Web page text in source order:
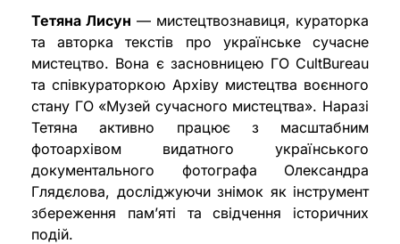
Тетяна Лисун — мистецтвознавиця, кураторка
та авторка текстів про українське сучасне
мистецтво. Вона є засновницею ГО CultBureau
та співкураторкою Архіву мистецтва воєнного
стану ГО «Музей сучасного мистецтва». Наразі
Тетяна активно працює з масштабним
фотоархівом видатного українського
документального фотографа Олександра
Глядєлова, досліджуючи знімок як інструмент
збереження пам’яті та свідчення історичних
подій.